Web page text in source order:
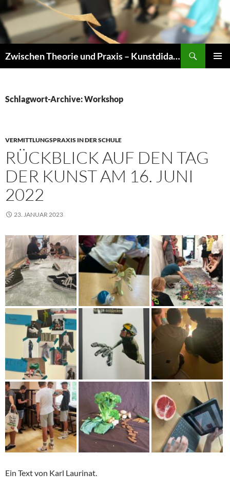
Zum
Inhalt
springen
Zwischen Theorie und Praxis – Kunstdidaktik an der TU Dresden
Schlagwort-Archive: Workshop
VERMITTLUNGSPRAXIS IN DER SCHULE
RÜCKBLICK AUF DEN TAG
DER KUNST AM 16. JUNI
2022
23. JANUAR 2023
Ein Text von Karl Laurinat.